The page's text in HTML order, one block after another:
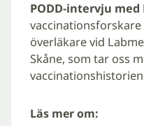
PODD-intervju
överläkare vid
Skåne, som tar oss
Läs mer om: